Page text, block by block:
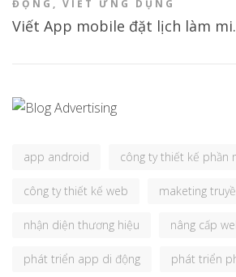
ĐỘNG , VIẾT ỨNG DỤNG
Viết App mobile đặt lịch làm mi.
app android công ty thiết kế phần
công ty thiết kế web maketing
nhận diện thương hiệu nâng cấp
phát triển app di động phát triển